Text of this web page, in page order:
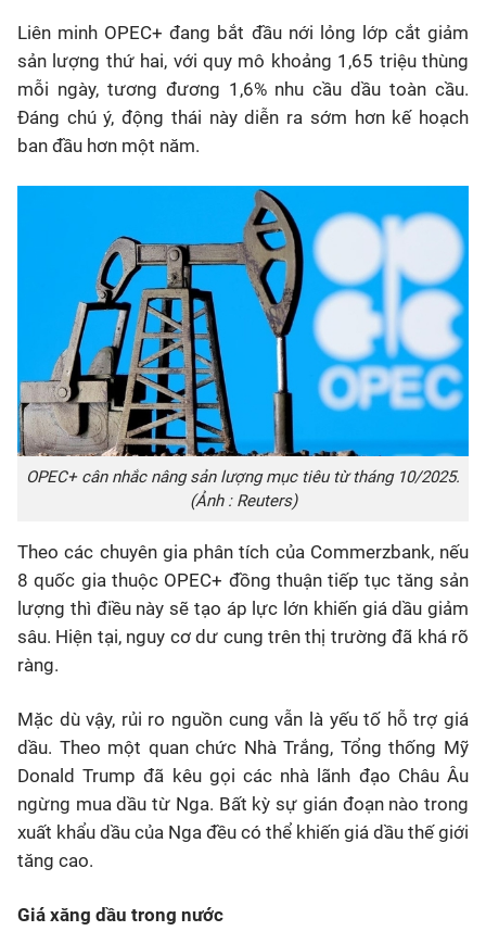
Liên minh OPEC+ đang bắt đầu nới lỏng lớp cắt giảm
sản lượng thứ hai, với quy mô khoảng 1,65 triệu thùng
mỗi ngày, tương đương 1,6% nhu cầu dầu toàn cầu.
Đáng chú ý, động thái này diễn ra sớm hơn kế hoạch
ban đầu hơn một năm.
OPEC+ cân nhắc nâng sản lượng mục tiêu từ tháng 10/2025.
(Ảnh : Reuters)
Theo các chuyên gia phân tích của Commerzbank, nếu
8 quốc gia thuộc OPEC+ đồng thuận tiếp tục tăng sản
lượng thì điều này sẽ tạo áp lực lớn khiến giá dầu giảm
sâu. Hiện tại, nguy cơ dư cung trên thị trường đã khá rõ
ràng.
Mặc dù vậy, rủi ro nguồn cung vẫn là yếu tố hỗ trợ giá
dầu. Theo một quan chức Nhà Trắng, Tổng thống Mỹ
Donald Trump đã kêu gọi các nhà lãnh đạo Châu Âu
ngừng mua dầu từ Nga. Bất kỳ sự gián đoạn nào trong
xuất khẩu dầu của Nga đều có thể khiến giá dầu thế giới
tăng cao.
Giá xăng dầu trong nước